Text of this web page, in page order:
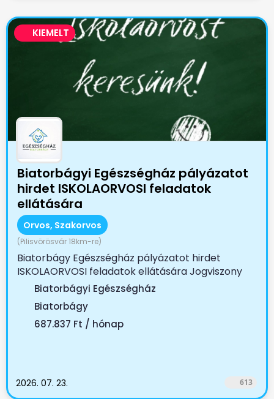
KIEMELT
Biatorbágyi Egészségház pályázatot
hirdet ISKOLAORVOSI feladatok
ellátására
Orvos, Szakorvos
(Pilisvörösvár 18km-re)
Biatorbágy Egészségház pályázatot hirdet
ISKOLAORVOSI feladatok ellátására Jogviszony
tartama:...
Biatorbágyi Egészségház
Biatorbágy
687.837 Ft / hónap
2026. 07. 23. 613